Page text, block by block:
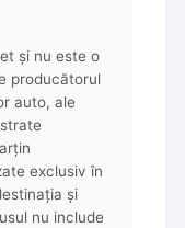
și nu este o
producătorul
auto, ale
exclusiv în
și
nu include